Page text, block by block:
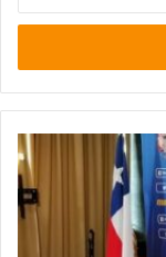
correo
Alcalde
Bertin
anuncio
que